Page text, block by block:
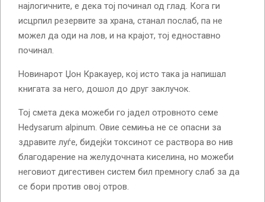
најлогичните, е дека тој починал од глад. Кога ги
исцрпил резервите за храна, станал послаб, па не
можел да оди на лов, и на крајот, тој едноставно
починал.
Новинарот Џон Кракауер, кој исто така ја напишал
книгата за него, дошол до друг заклучок.
Тој смета дека можеби го јадел отровното семе
Hedysarum alpinum. Овие семиња не се опасни за
здравите луѓе, бидејќи токсинот се раствора во нив
благодарение на желудочната киселина, но можеби
неговиот дигестивен систем бил премногу слаб за да
се бори против овој отров.